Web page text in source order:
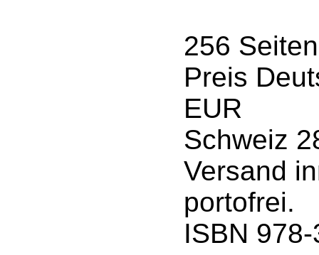
256 Seiten
Preis
EUR
Schweiz
Versand
portofrei.
ISBN